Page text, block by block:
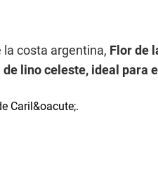
costa argentina, Flor de
lino celeste, ideal para